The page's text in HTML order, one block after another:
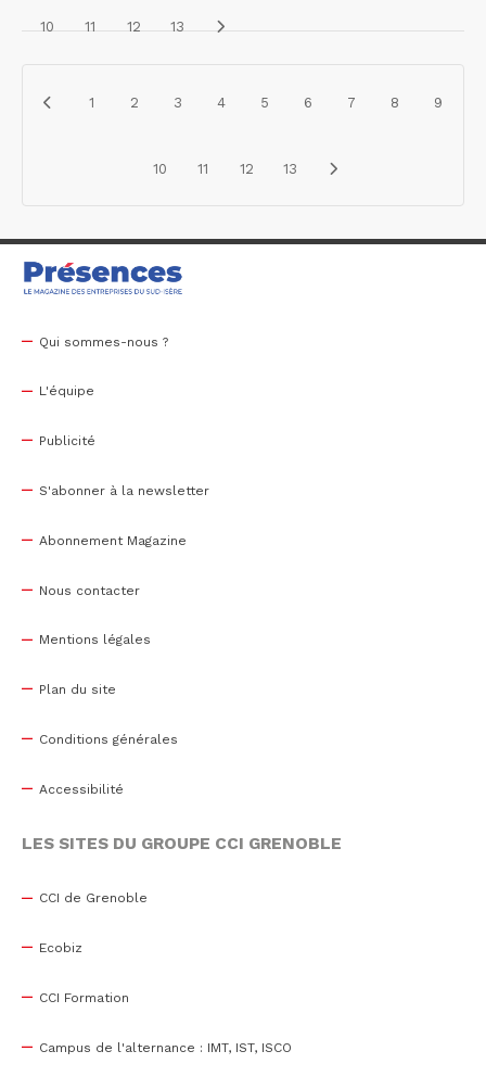
10 11 12 13
1 2 3 4 5 6 7 8 9
10 11 12 13
Qui sommes-nous ?
L'équipe
Publicité
S'abonner à la newsletter
Abonnement Magazine
Nous contacter
Mentions légales
Plan du site
Conditions générales
Accessibilité
LES SITES DU GROUPE CCI GRENOBLE
CCI de Grenoble
Ecobiz
CCI Formation
Campus de l'alternance : IMT, IST, ISCO